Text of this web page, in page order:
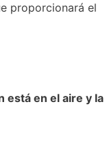
proporcionará el
está en el aire y la